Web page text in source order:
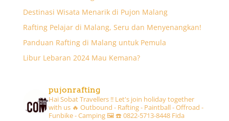
Destinasi Wisata Menarik di Pujon Malang
Rafting Pelajar di Malang, Seru dan Menyenangkan!
Panduan Rafting di Malang untuk Pemula
Libur Lebaran 2024 Mau Kemana?
pujonrafting
Hai Sobat Travellers !! Let's join holiday together
with us 🔥 Outbound - Rafting - Paintball - Offroad -
Funbike - Camping 🖼☎️ 0822-5713-8448 Fida